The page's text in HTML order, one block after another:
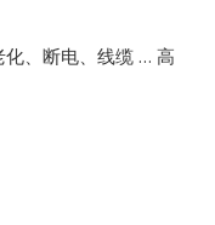
、断电、线缆 … 高